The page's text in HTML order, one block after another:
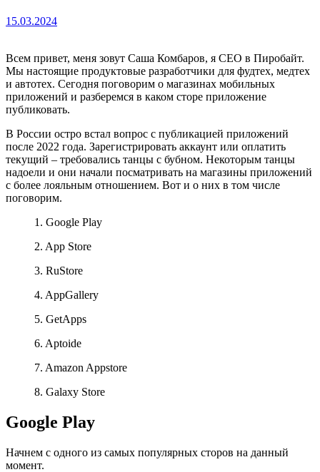
15.03.2024
Всем привет, меня зовут Саша Комбаров, я CEO в Пиробайт.
Мы настоящие продуктовые разработчики для фудтех, медтех
и автотех. Сегодня поговорим о магазинах мобильных
приложений и разберемся в каком сторе приложение
публиковать.
В России остро встал вопрос с публикацией приложений
после 2022 года. Зарегистрировать аккаунт или оплатить
текущий – требовались танцы с бубном. Некоторым танцы
надоели и они начали посматривать на магазины приложений
с более лояльным отношением. Вот и о них в том числе
поговорим.
1. Google Play
2. App Store
3. RuStore
4. AppGallery
5. GetApps
6. Aptoide
7. Amazon Appstore
8. Galaxy Store
Google Play
Начнем с одного из самых популярных сторов на данный
момент.